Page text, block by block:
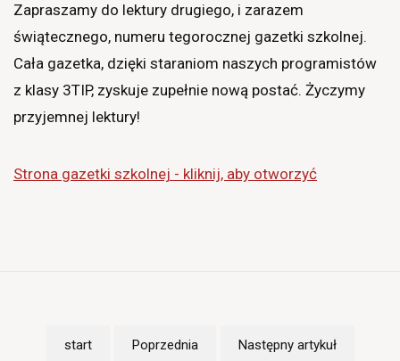
Zapraszamy do lektury drugiego, i zarazem
świątecznego, numeru tegorocznej gazetki szkolnej.
Cała gazetka, dzięki staraniom naszych programistów
z klasy 3TIP, zyskuje zupełnie nową postać. Życzymy
przyjemnej lektury!
Strona gazetki szkolnej - kliknij, aby otworzyć
start Poprzednia Następny artykuł